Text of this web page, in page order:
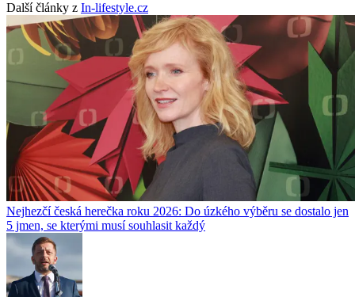
Další články z In-lifestyle.cz
Nejhezčí česká herečka roku 2026: Do úzkého výběru se dostalo jen
5 jmen, se kterými musí souhlasit každý